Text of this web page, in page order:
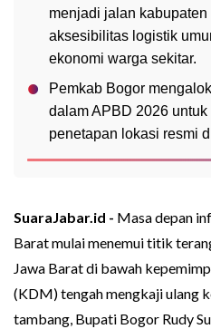
menjadi jalan
aksesibilitas logistik
ekonomi warga sekitar.
Pemkab Bogor
dalam APBD 2026
penetapan lokasi resmi
SuaraJabar.id - Masa depan
Barat mulai menemui titik
Jawa Barat di bawah
(KDM) tengah mengkaji ulang
tambang, Bupati Bogor Rudy